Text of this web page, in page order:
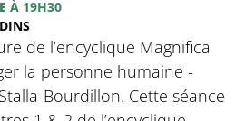
À 19H30
de l’encyclique Magnifica
la personne humaine -
Bourdillon. Cette séance